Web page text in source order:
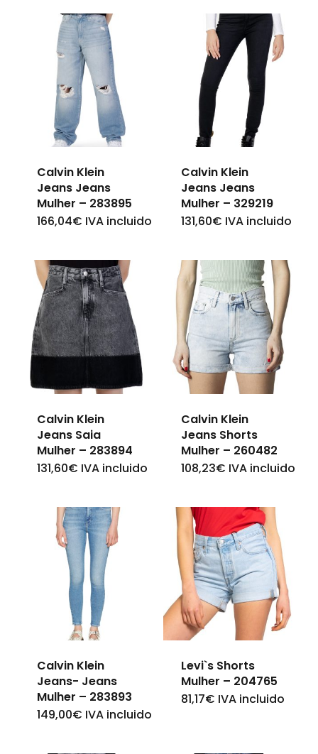
has
multiple
variants.
The
options
may
chosen
on
the
page
has
multiple
variants.
The
options
may
chosen
on
the
page
Calvin Klein
Jeans Jeans
Mulher – 283895
166,04€ IVA incluido
This
has
multiple
variants.
The
options
chosen
on
the
page
Calvin Klein
Jeans Jeans
Mulher – 329219
131,60€ IVA incluido
This
has
multiple
variants.
The
options
chosen
on
the
page
Calvin Klein
Jeans Saia
Mulher – 283894
131,60€ IVA incluido
This
has
multiple
variants.
The
options
chosen
on
the
Calvin Klein
Jeans Shorts
Mulher – 260482
108,23€ IVA incluido
This
has
multiple
variants.
options
may
chosen
on
Calvin Klein
Jeans- Jeans
Mulher – 283893
149,00€ IVA incluido
This
Levi`s Shorts
Mulher – 204765
81,17€ IVA incluido
This